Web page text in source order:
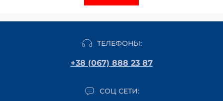
ТЕЛЕФОНЫ:
+38 (067) 888 23 87
СОЦ СЕТИ: